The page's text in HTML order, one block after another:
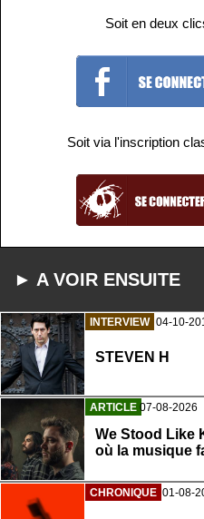
Soit en deux
Soit via l'inscription
► A VOIR ENSUITE
INTERVIEW 04-10-
STEVEN H
ARTICLE 07-08-2026
We Stood Like
où la musique
CHRONIQUE 01-08-